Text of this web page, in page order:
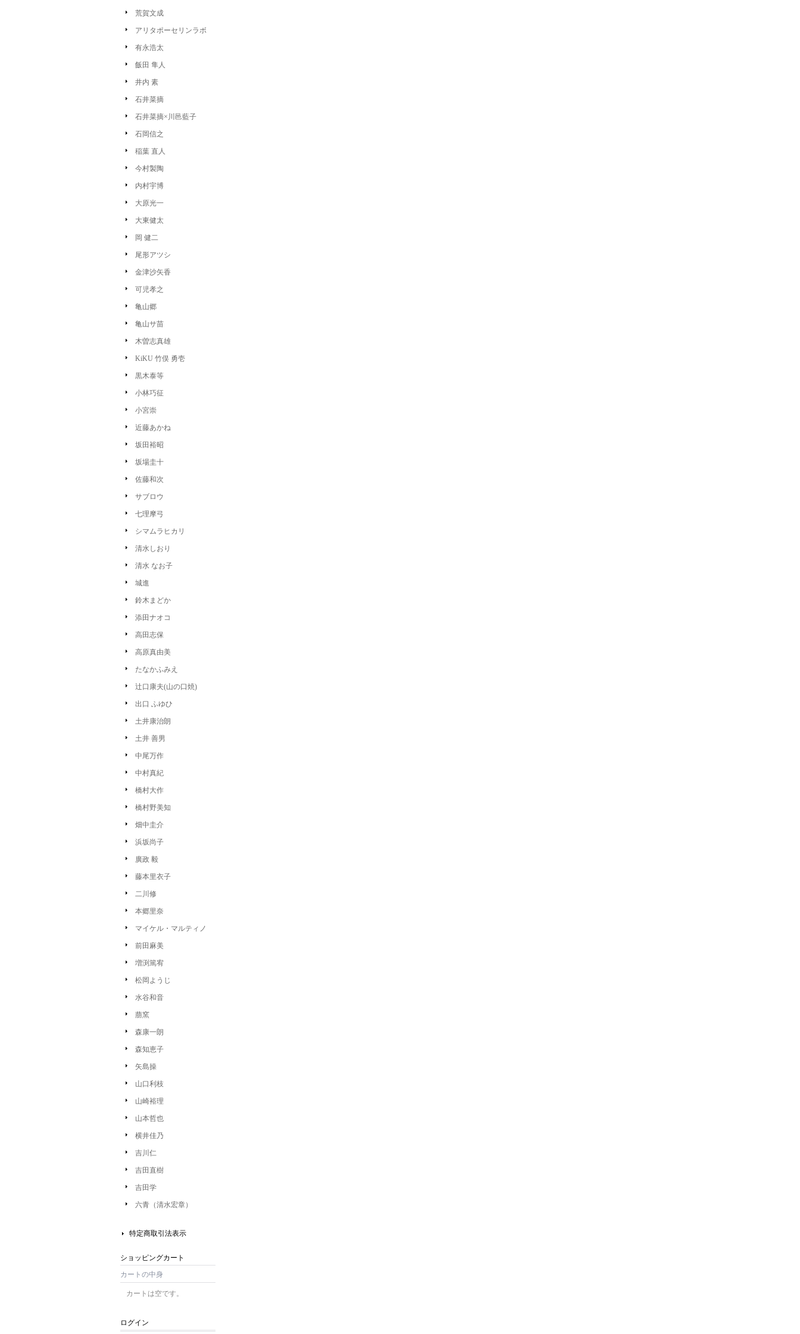
荒賀文成
アリタポーセリンラボ
有永浩太
飯田 隼人
井内 素
石井菜摘
石井菜摘×川邑藍子
石岡信之
稲葉 直人
今村製陶
内村宇博
大原光一
大東健太
岡 健二
尾形アツシ
金津沙矢香
可児孝之
亀山郷
亀山サ苗
木曽志真雄
KiKU 竹俣 勇壱
黒木泰等
小林巧征
小宮崇
近藤あかね
坂田裕昭
坂場圭十
佐藤和次
サブロウ
七理摩弓
シマムラヒカリ
清水しおり
清水 なお子
城進
鈴木まどか
添田ナオコ
高田志保
高原真由美
たなかふみえ
辻口康夫(山の口焼)
出口 ふゆひ
土井康治朗
土井 善男
中尾万作
中村真紀
橋村大作
橋村野美知
畑中圭介
浜坂尚子
廣政 毅
藤本里衣子
二川修
本郷里奈
マイケル・マルティノ
前田麻美
増渕篤宥
松岡ようじ
水谷和音
萠窯
森康一朗
森知恵子
矢島操
山口利枝
山崎裕理
山本哲也
横井佳乃
吉川仁
吉田直樹
吉田学
六青（清水宏章）
特定商取引法表示
ショッピングカート
カートの中身
カートは空です。
ログイン